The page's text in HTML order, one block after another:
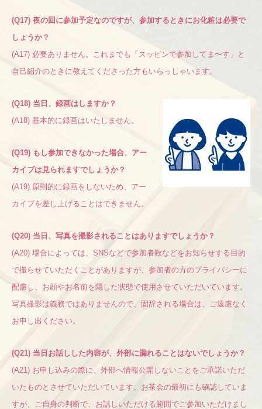
(Q17) 夜の回に参加予定なのですが、参加するときにお化粧は必要で
しょうか？
(A17) 必要ありません。これまでも「スッピンで参加してま〜す」と
自己紹介のときに教えてくださった方もいらっしゃいます。
(Q18) 当日、録画はしますか？
(A18) 基本的に録画はいたしません。
(Q19) もし参加できなかった場合、アー
カイブは見られますでしょうか？
(A19) 原則的に録画をしないため、アー
カイブを差し上げることはできません。
(Q20) 当日、写真を撮影されることはありますでしょうか？
(A20) 場合によっては、SNSなどで参加者数などをお知らせする目的
で撮らせていただくことがありますが、参加者の方のプライバシーに
配慮し、お顔やお名前を隠した状態で使用させていただいています。
写真撮影は義務ではありませんので、固辞される場合は、ご遠慮なく
お申し出ください。
(Q21) 当日お話しした内容が、外部に漏れることはないでしょうか？
(A21) お申し込みの際に、外部へ情報公開しないことをご承諾いただ
いたものとさせていただいています。お茶会の最初にも確認していま
すが、ご自身の判断で、お話しいただける範囲でご参加いただけまし